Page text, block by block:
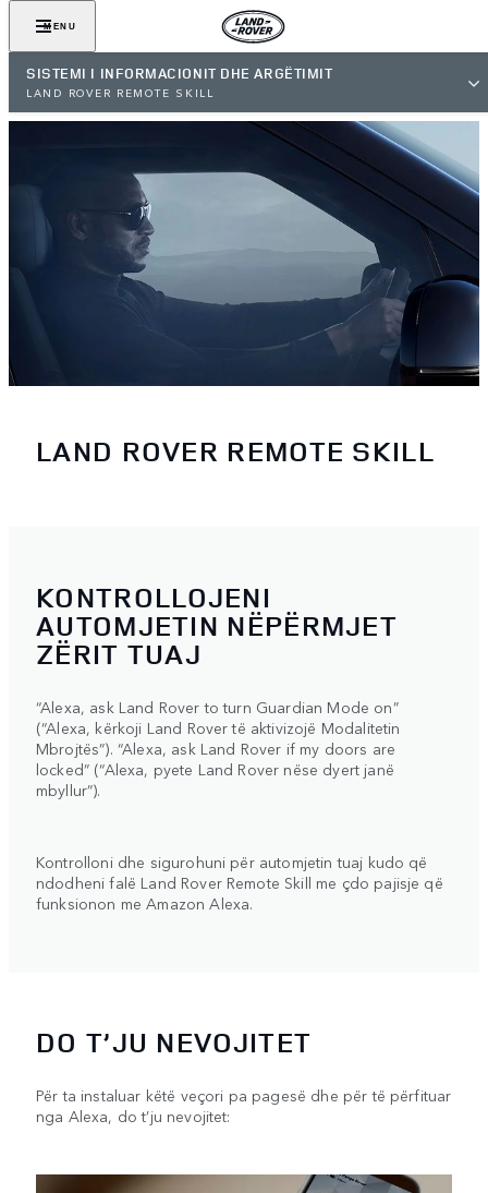
MENU
SISTEMI I INFORMACIONIT DHE ARGËTIMIT
LAND ROVER REMOTE SKILL
LAND ROVER REMOTE SKILL
KONTROLLOJENI
AUTOMJETIN NËPËRMJET
ZËRIT TUAJ
“Alexa, ask Land Rover to turn Guardian Mode on”
(“Alexa, kërkoji Land Rover të aktivizojë Modalitetin
Mbrojtës”). “Alexa, ask Land Rover if my doors are
locked” (“Alexa, pyete Land Rover nëse dyert janë
mbyllur”).
Kontrolloni dhe sigurohuni për automjetin tuaj kudo që
ndodheni falë Land Rover Remote Skill me çdo pajisje që
funksionon me Amazon Alexa.
DO T’JU NEVOJITET
Për ta instaluar këtë veçori pa pagesë dhe për të përfituar
nga Alexa, do t’ju nevojitet: